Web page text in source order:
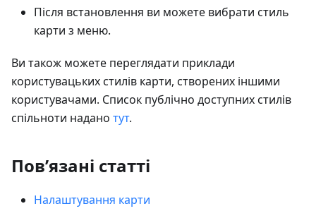
Після встановлення ви можете вибрати стиль
карти з меню.
Ви також можете переглядати приклади
користувацьких стилів карти, створених іншими
користувачами. Список публічно доступних стилів
спільноти надано тут.
Пов’язані статті
Налаштування карти